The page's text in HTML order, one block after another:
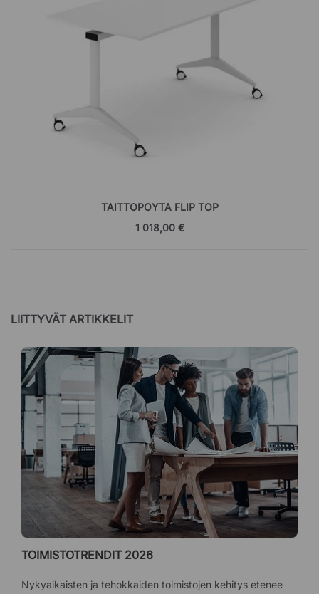
TAITTOPÖYTÄ FLIP TOP
1 018,00 €
LIITTYVÄT ARTIKKELIT
TOIMISTOTRENDIT 2026
Nykyaikaisten ja tehokkaiden toimistojen kehitys etenee